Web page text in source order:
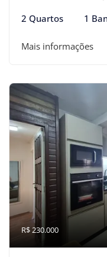
2 Quartos 1
Mais informações
R$ 230.000